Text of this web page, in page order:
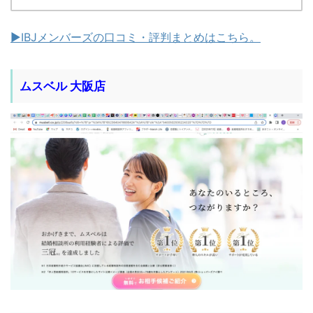
▶︎IBJメンバーズの口コミ・評判まとめはこちら。
ムスベル 大阪店